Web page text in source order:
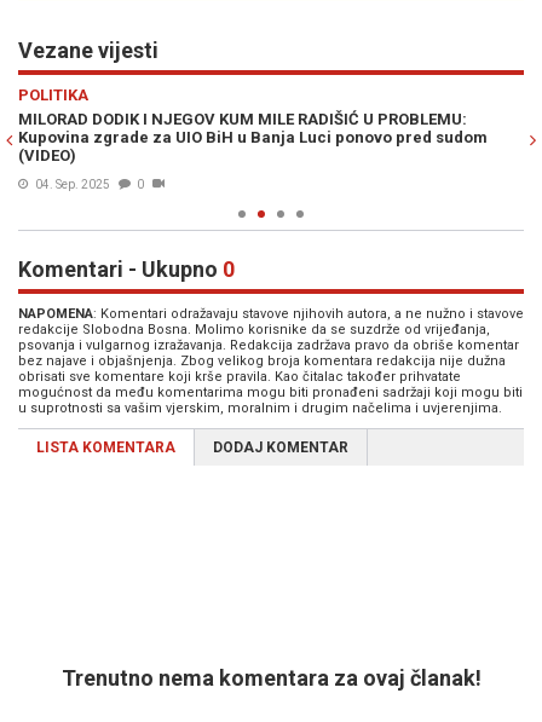
Vezane vijesti
POLITIKA
MILORAD DODIK I NJEGOV KUM MILE RADIŠIĆ U PROBLEMU:
Kupovina zgrade za UIO BiH u Banja Luci ponovo pred sudom
(VIDEO)
04. Sep. 2025 0
Komentari - Ukupno 0
NAPOMENA: Komentari odražavaju stavove njihovih autora, a ne nužno i stavove
redakcije Slobodna Bosna. Molimo korisnike da se suzdrže od vrijeđanja,
psovanja i vulgarnog izražavanja. Redakcija zadržava pravo da obriše komentar
bez najave i objašnjenja. Zbog velikog broja komentara redakcija nije dužna
obrisati sve komentare koji krše pravila. Kao čitalac također prihvatate
mogućnost da među komentarima mogu biti pronađeni sadržaji koji mogu biti
u suprotnosti sa vašim vjerskim, moralnim i drugim načelima i uvjerenjima.
LISTA KOMENTARA DODAJ KOMENTAR
Trenutno nema komentara za ovaj članak!